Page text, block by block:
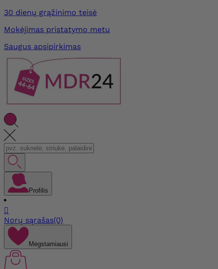
30 dienų grąžinimo teisė
Mokėjimas pristatymo metu
Saugus apsipirkimas
Profilis

Norų sąrašas(0)
Mėgstamiausi